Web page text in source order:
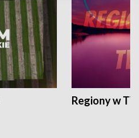
Regiony w